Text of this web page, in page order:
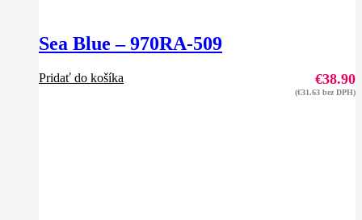
Sea Blue – 970RA-509
€38.90
(€31.63 bez DPH)
Pridať do košíka